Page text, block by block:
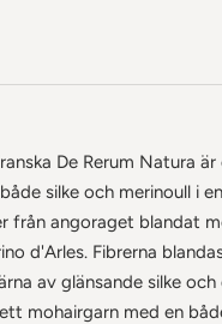
De Rerum Natura
silke och merinoull i
från angoraget blandat
d'Arles. Fibrerna
av glänsande silke
mohairgarn med en